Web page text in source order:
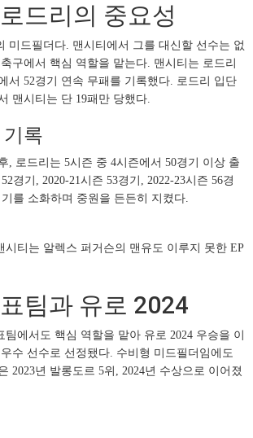
드리의 중요성
미드필더다. 맨시티에서 그를 대신할 선수는 없
구에서 핵심 역할을 맡는다. 맨시티는 로드리
서 52경기 연속 무패를 기록했다. 로드리 입단
맨시티는 단 19패만 당했다.
록
, 로드리는 5시즌 중 4시즌에서 50경기 이상 출
경기, 2020-21시즌 53경기, 2022-23시즌 56경
기를 소화하며 중원을 든든히 지켰다.
시티는 알렉스 퍼거슨의 맨유도 이루지 못한 EP
팀과 유로 2024
에서도 핵심 역할을 맡아 유로 2024 우승을 이
수 선수로 선정됐다. 수비형 미드필더임에도
2023년 발롱도르 5위, 2024년 수상으로 이어졌